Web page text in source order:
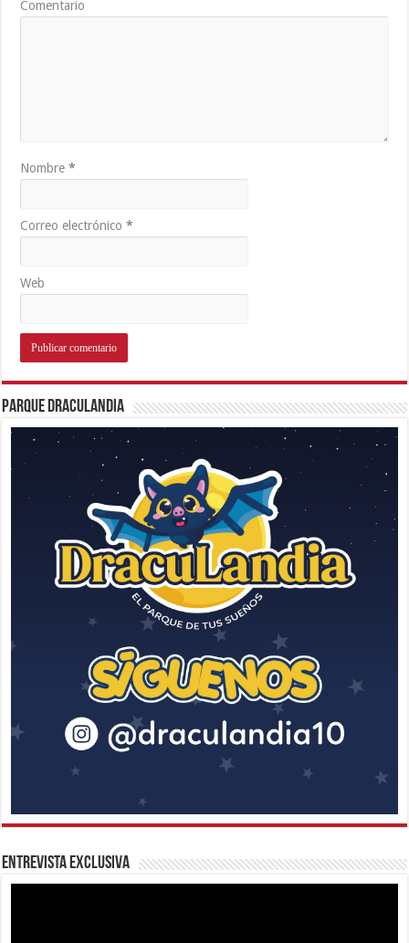
Comentario
Nombre*
Correo electrónico*
Web
Parque Draculandia
Entrevista Exclusiva